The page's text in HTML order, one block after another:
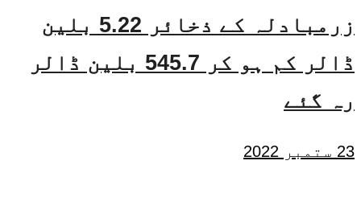
زرمبادلہ کے ذخائر 5.22 بلین
ڈالر کم ہو کر 545.7 بلین ڈالر
رہ گئے
23 ستمبر 2022